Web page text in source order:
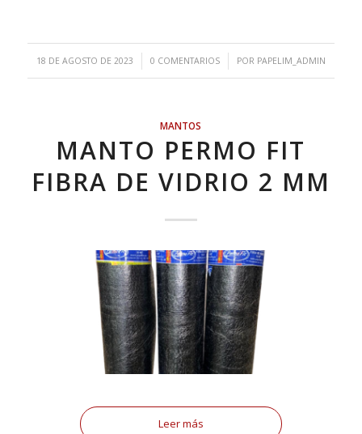
18 DE AGOSTO DE 2023
/ 0 COMENTARIOS
/ POR PAPELIM_ADMIN
MANTOS
MANTO PERMO FIT
FIBRA DE VIDRIO 2 MM
Leer más